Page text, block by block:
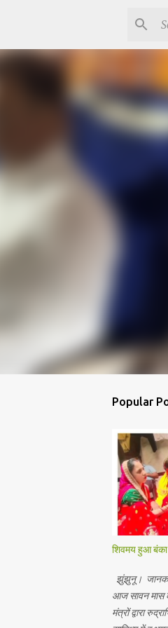
Popular
शिवमय हुआ बंका
झुंझुनू।
आज सावन मास
मंत्रों द्वारा